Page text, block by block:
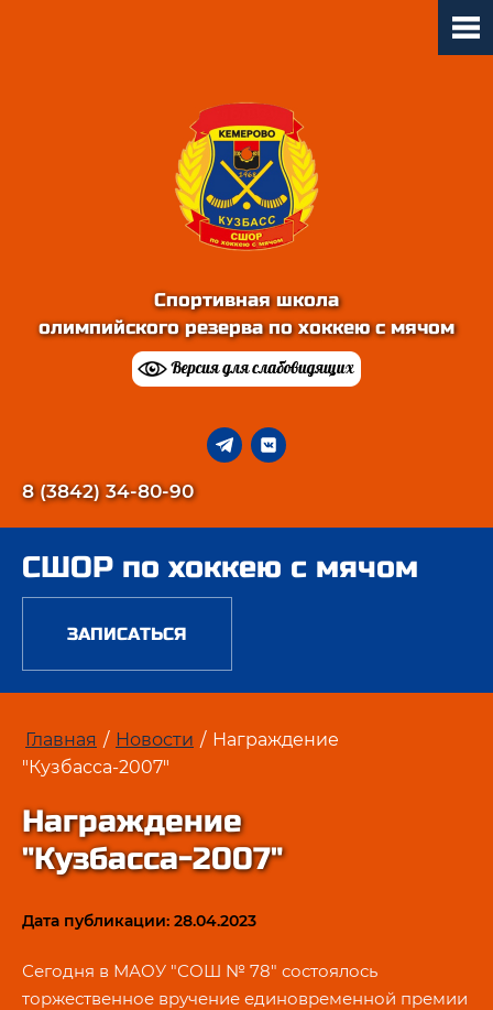
Спортивная школа
олимпийского резерва по хоккею с мячом
8 (3842) 34-80-90
СШОР по хоккею с мячом
ЗАПИСАТЬСЯ
Главная / Новости / Награждение
"Кузбасса-2007"
Награждение
"Кузбасса-2007"
Дата публикации: 28.04.2023
Сегодня в МАОУ "СОШ № 78" состоялось
торжественное вручение единовременной премии